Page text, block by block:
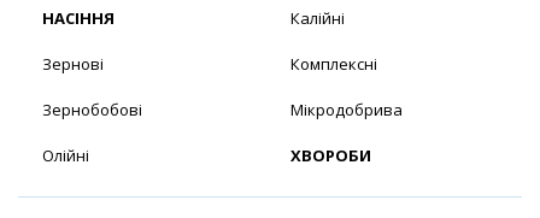
НАСІННЯ
Зернові
Зернобобові
Олійні
Калійні
Комплексні
Мікродобрива
ХВОРОБИ